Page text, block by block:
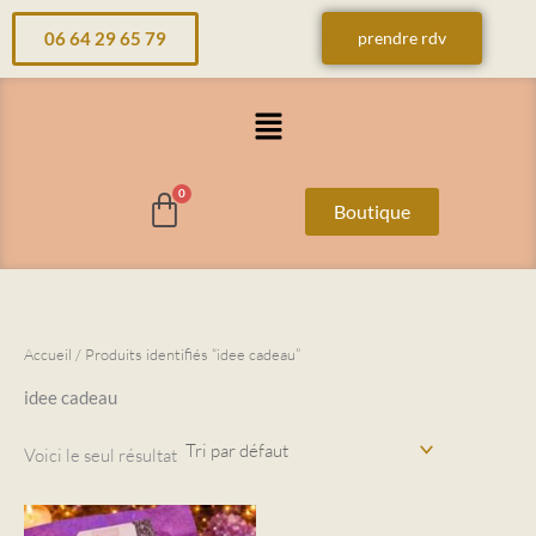
Aller
contenu
06 64 29 65 79 prendre rdv
Menu
Boutique
Accueil / Produits identifiés “idee cadeau”
idee cadeau
Voici le seul résultat
Ce